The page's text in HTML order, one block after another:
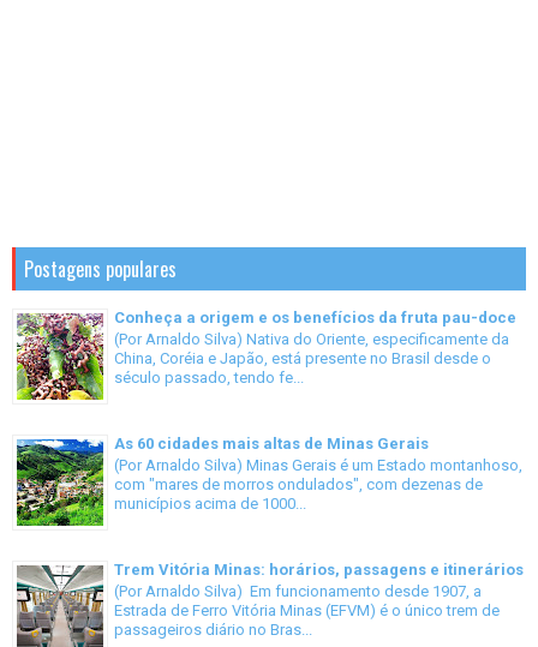
Postagens populares
Conheça a origem e os benefícios da fruta pau-doce
(Por Arnaldo Silva) Nativa do Oriente, especificamente da
China, Coréia e Japão, está presente no Brasil desde o
século passado, tendo fe...
As 60 cidades mais altas de Minas Gerais
(Por Arnaldo Silva) Minas Gerais é um Estado montanhoso,
com "mares de morros ondulados", com dezenas de
municípios acima de 1000...
Trem Vitória Minas: horários, passagens e itinerários
(Por Arnaldo Silva) Em funcionamento desde 1907, a
Estrada de Ferro Vitória Minas (EFVM) é o único trem de
passageiros diário no Bras...